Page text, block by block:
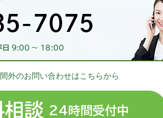
外のお問い合わせはこちらから